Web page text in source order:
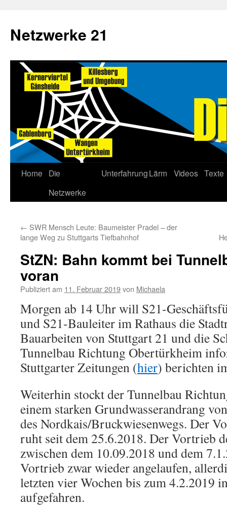
Netzwerke 21
Home
Die
Netzwerke
UnterfahrungLärm Videos Texte
← SWR Mensch Leute: Baumeister Pradel – der
lange Weg zu Stuttgarts Tiefbahnhof
StZN: Bahn kommt bei
voran
Publiziert am 11. Februar 2019von Michaela
Morgen ab 14 Uhr will S21-
und S21-Bauleiter im Rathaus die
Bauarbeiten von Stuttgart 21 und die
Tunnelbau Richtung Obertürkheim
Stuttgarter Zeitungen (hier) berichten
Weiterhin stockt der Tunnelbau
einem starken Grundwasserandrang
des Nordkais/Bruckwiesenwegs. Der
ruht seit dem 25.6.2018. Der Vortrieb
zwischen dem 10.09.2018 und dem
Vortrieb zwar wieder angelaufen,
letzten vier Wochen bis zum 4.2.2019
aufgefahren.